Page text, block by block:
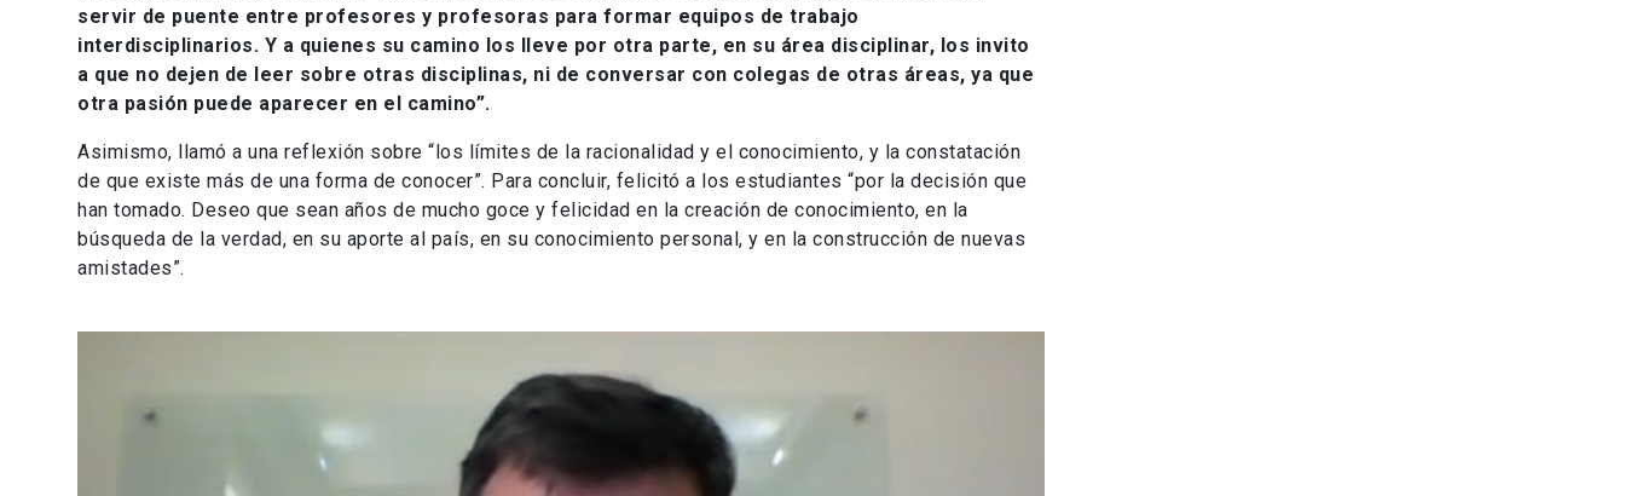
servir de puente entre profesores y profesoras para formar equipos de trabajo
interdisciplinarios. Y a quienes su camino los lleve por otra parte, en su área disciplinar, los invito
a que no dejen de leer sobre otras disciplinas, ni de conversar con colegas de otras áreas, ya que
otra pasión puede aparecer en el camino”.
Asimismo, llamó a una reflexión sobre “los límites de la racionalidad y el conocimiento, y la constatación
de que existe más de una forma de conocer”. Para concluir, felicitó a los estudiantes “por la decisión que
han tomado. Deseo que sean años de mucho goce y felicidad en la creación de conocimiento, en la
búsqueda de la verdad, en su aporte al país, en su conocimiento personal, y en la construcción de nuevas
amistades”.